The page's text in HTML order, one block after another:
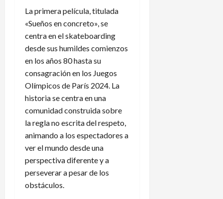
La primera película, titulada
«Sueños en concreto», se
centra en el skateboarding
desde sus humildes comienzos
en los años 80 hasta su
consagración en los Juegos
Olímpicos de París 2024. La
historia se centra en una
comunidad construida sobre
la regla no escrita del respeto,
animando a los espectadores a
ver el mundo desde una
perspectiva diferente y a
perseverar a pesar de los
obstáculos.